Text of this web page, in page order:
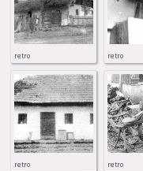
retro retro
retro retro